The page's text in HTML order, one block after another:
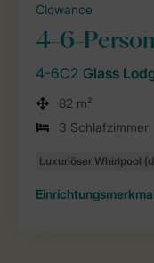
Clowance
4-6-
4-6C2 Glass
82 m²
3 Schlafzimmer